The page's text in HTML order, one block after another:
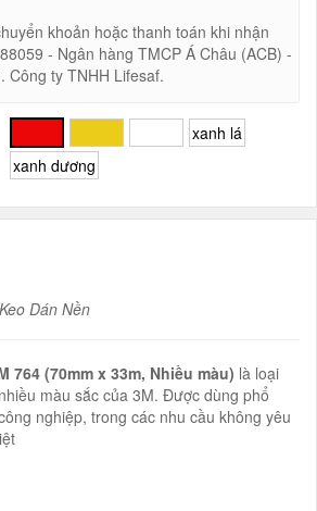
khoản hoặc thanh toán khi nhận
- Ngân hàng TMCP Á Châu (ACB) -
Công ty TNHH Lifesaf.
xanh lá
xanh dương
Dán Nền
764 (70mm x 33m, Nhiều màu) là loại
màu sắc của 3M. Được dùng phổ
nghiệp, trong các nhu cầu không yêu